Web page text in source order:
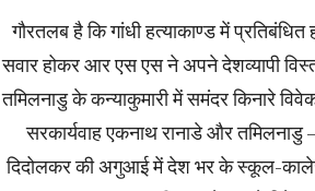
गौरतलब है कि गांधी हत्याकाण्ड में
सवार होकर आर एस एस ने अपने देशव्यापी
तमिलनाडु के कन्याकुमारी में समंदर किनारे
सरकार्यवाह एकनाथ रानाडे और
दिदोलकर की अगुआई में देश भर के स्कूल-